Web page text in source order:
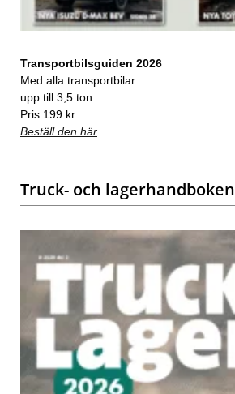
Transportbilsguiden 2026
Med alla transportbilar
upp till 3,5 ton
Pris 199 kr
Beställ den här
Truck- och lagerhandboken